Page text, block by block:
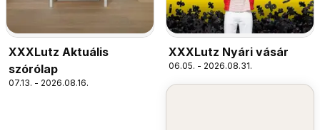
XXXLutz Aktuális
szórólap
07.13. - 2026.08.16.
XXXLutz Nyári vásár
06.05. - 2026.08.31.